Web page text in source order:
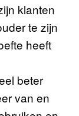
klanten
te zijn
heeft
beter
van en